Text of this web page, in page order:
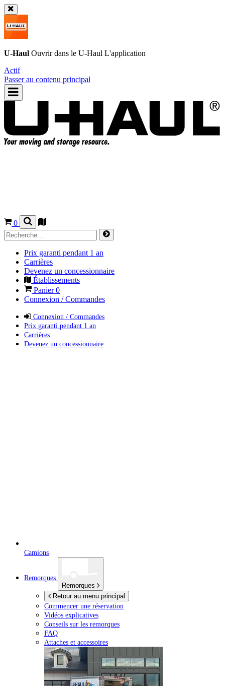
U-Haul Ouvrir dans le U-Haul L'application
Actif
Passer au contenu principal
0
Prix garanti pendant 1 an
Carrières
Devenez un concessionnaire
Établissements
Panier0
Connexion / Commandes
Connexion / Commandes
Prix garanti pendant 1 an
Carrières
Devenez un concessionnaire
Camions
Remorques
Remorques
Retour au menu principal
Commencer une réservation
Vidéos explicatives
Conseils sur les remorques
FAQ
Attaches et accessoires